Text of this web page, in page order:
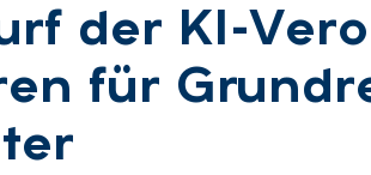
der KI-
für